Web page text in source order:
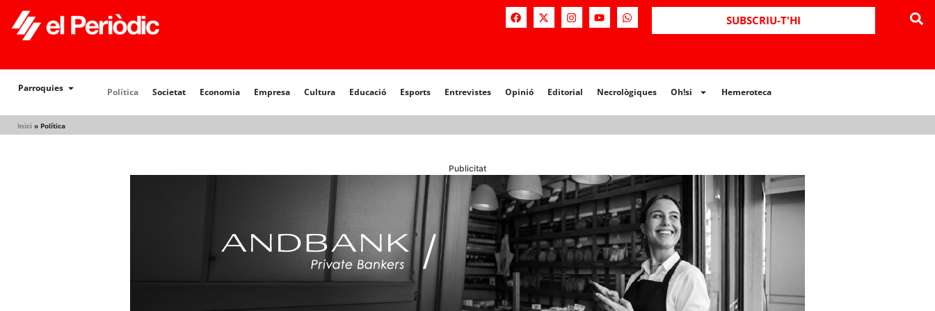
SUBSCRIU-T'HI
Parroquies Política Societat Economia Empresa Cultura Educació Esports Entrevistes Opinió Editorial Necrològiques Oh!si Hemeroteca
Inici » Política
Publicitat